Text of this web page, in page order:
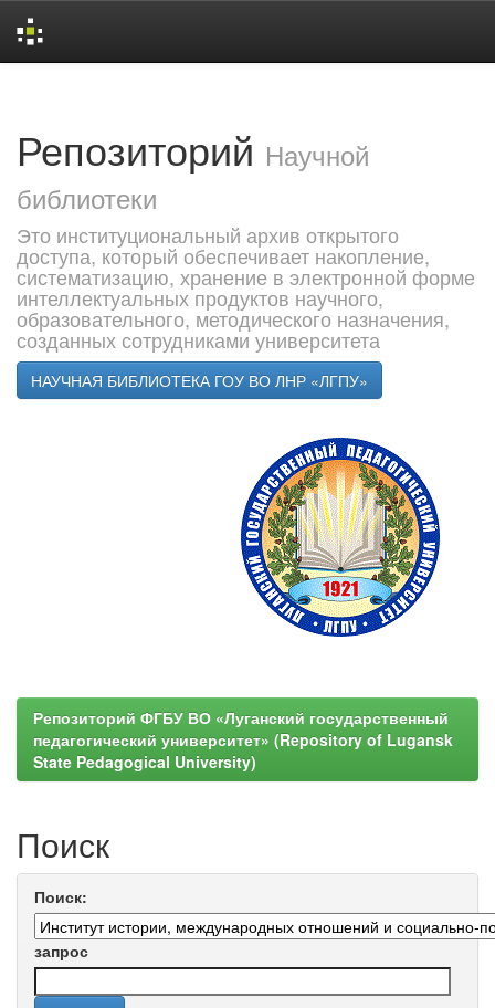
Репозиторий Научной
библиотеки
Это институциональный архив открытого
доступа, который обеспечивает накопление,
систематизацию, хранение в электронной форме
интеллектуальных продуктов научного,
образовательного, методического назначения,
созданных сотрудниками университета
НАУЧНАЯ БИБЛИОТЕКА ГОУ ВО ЛНР «ЛГПУ»
Репозиторий ФГБУ ВО «Луганский государственный
педагогический университет» (Repository of Lugansk
State Pedagogical University)
Поиск
Поиск:
запрос